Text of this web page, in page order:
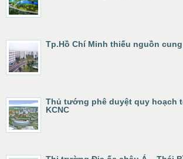
Tp.Hồ Chí Minh thiếu nguồn
Thủ tướng phê duyệt quy hoạch
KCNC